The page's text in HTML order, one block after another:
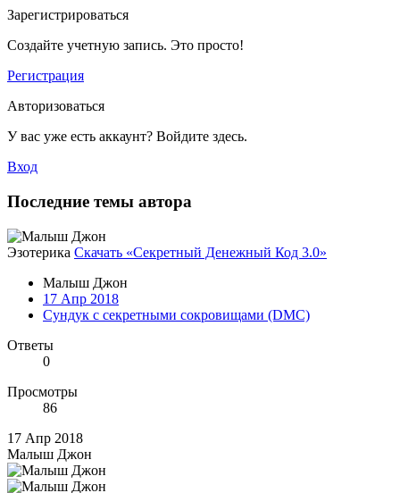
Зарегистрироваться
Создайте учетную запись. Это просто!
Регистрация
Авторизоваться
У вас уже есть аккаунт? Войдите здесь.
Вход
Последние темы автора
Эзотерика Скачать «Секретный Денежный Код 3.0»
Малыш Джон
17 Апр 2018
Сундук с секретными сокровищами (DMC)
Ответы
0
Просмотры
86
17 Апр 2018
Малыш Джон